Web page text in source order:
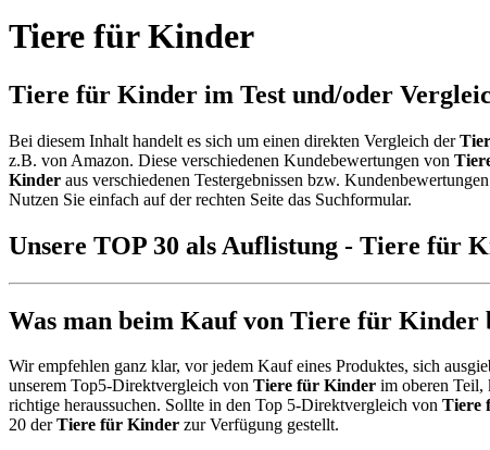
Tiere für Kinder
Tiere für Kinder im Test und/oder
Bei diesem Inhalt handelt es sich um einen direkten Vergleich der
z.B. von Amazon. Diese verschiedenen Kundebewertungen von
Kinder aus verschiedenen Testergebnissen bzw.
Nutzen Sie einfach auf der rechten Seite das Suchformular.
Unsere TOP 30 als Auflistung - Tiere für
Was man beim Kauf von Tiere für Kinder
Wir empfehlen ganz klar, vor jedem Kauf eines Produktes, sich
unserem Top5-Direktvergleich von Tiere für Kinder im oberen Teil,
richtige heraussuchen. Sollte in den Top 5-Direktvergleich von Tiere
20 derTiere für Kinder zur Verfügung gestellt.